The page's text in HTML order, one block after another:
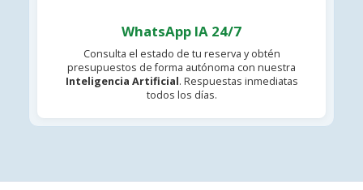
WhatsApp IA 24/7
Consulta el estado de tu reserva y obtén
presupuestos de forma autónoma con nuestra
Inteligencia Artificial. Respuestas inmediatas
todos los días.